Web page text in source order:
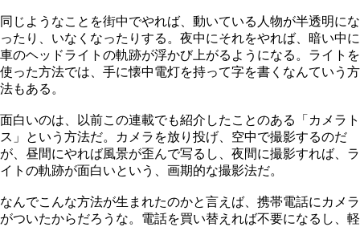
同じようなことを街中でやれば、動いている人物が半透明にな
ったり、いなくなったりする。夜中にそれをやれば、暗い中に
車のヘッドライトの軌跡が浮かび上がるようになる。ライトを
使った方法では、手に懐中電灯を持って字を書くなんていう方
法もある。
面白いのは、以前この連載でも紹介したことのある「カメラト
ス」という方法だ。カメラを放り投げ、空中で撮影するのだ
が、昼間にやれば風景が歪んで写るし、夜間に撮影すれば、ラ
イトの軌跡が面白いという、画期的な撮影法だ。
なんでこんな方法が生まれたのかと言えば、携帯電話にカメラ
がついたからだろうな。電話を買い替えれば不要になるし、軽